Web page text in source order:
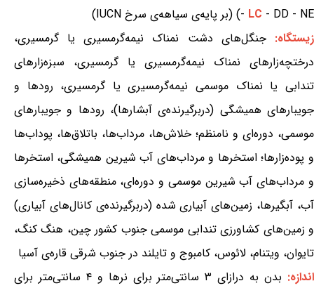
- LC - DD - NE) (بر پایه‌ی سیاهه‌ی سرخ IUCN)
زیستگاه:جنگل‌های دشت نمناک نیمه‌گرمسیری یا گرمسیری،
درختچه‌زارهای نمناک نیمه‌گرمسیری یا گرمسیری، سبزه‌زارهای
تندابی یا نمناک موسمی نیمه‌گرمسیری یا گرمسیری، رودها و
جویبارهای همیشگی (دربرگیرنده‌ی آبشارها)، رودها و جویبارهای
موسمی، دوره‌ای و نامنظم؛ خلاش‌ها، مرداب‌ها، باتلاق‌ها، پوداب‌ها
و پوده‌زارها؛ استخرها و مرداب‌های آب شیرین همیشگی، استخرها
و مرداب‌های آب شیرین موسمی و دوره‌ای، منطقه‌های ذخیره‌سازی
آب، آبگیرها، زمین‌های آبیاری شده (دربرگیرنده‌ی کانال‌های آبیاری)
و زمین‌های کشاورزی تندابی موسمی جنوب کشور چین، هنگ کنگ،
تایوان، ویتنام، لائوس، کامبوج و تایلند در جنوب شرقی قاره‌ی آسیا
اندازه:
بدن به درازای ۳ سانتی‌متر برای نرها و ۴ سانتی‌متر برای